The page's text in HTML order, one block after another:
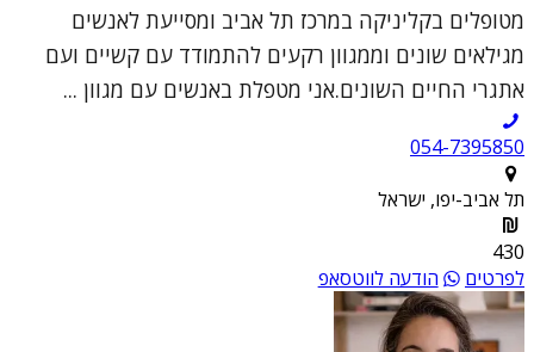
מטופלים בקליניקה במרכז תל אביב ומסייעת לאנשים
מגילאים שונים וממגוון רקעים להתמודד עם קשיים ועם
אתגרי החיים השונים.אני מטפלת באנשים עם מגוון ...
054-7395850
תל אביב-יפו, ישראל
430
לפרטים
הודעה לווטסאפ